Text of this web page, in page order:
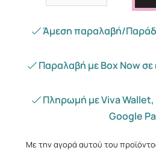
Άμεση παραλαβή/
Παραλαβή με Box Now σε
Πληρωμή με Viva Wallet,
Google
Με την αγορά αυτού του